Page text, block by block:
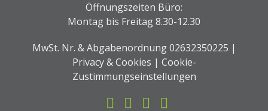
Öffnungszeiten Büro:
Montag bis Freitag 8.30-12.30
MwSt. Nr. & Abgabenordnung 02632350225 |
Privacy & Cookies | Cookie-
Zustimmungseinstellungen